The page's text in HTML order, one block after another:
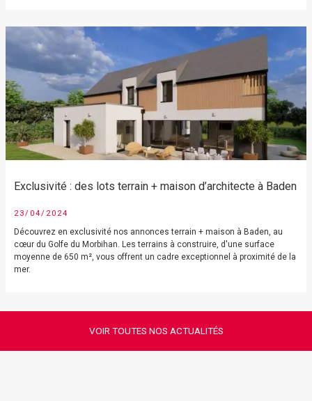
Exclusivité : des lots terrain + maison d’architecte à Baden
23/04/2024
Découvrez en exclusivité nos annonces terrain + maison à Baden, au
cœur du Golfe du Morbihan. Les terrains à construire, d'une surface
moyenne de 650 m², vous offrent un cadre exceptionnel à proximité de la
mer.
VOIR TOUTES NOS ACTUALITÉS